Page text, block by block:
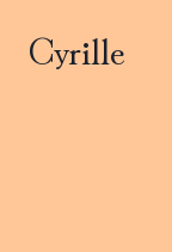
Cyrille